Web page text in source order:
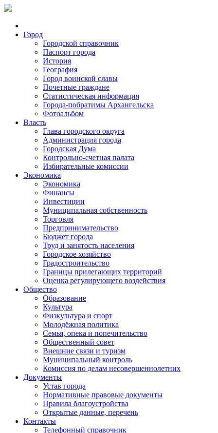
Город
Городской справочник
Паспорт города
История
География
Город воинской славы
Почетные граждане
Статистическая информация
Города-побратимы Архангельска
Фотоальбом
Власть
Глава городского округа
Администрация города
Городская Дума
Контрольно-счетная палата
Избирательные комиссии
Экономика
Экономика
Финансы
Инвестиции
Муниципальная собственность
Торговля
Предпринимательство
Бюджет города
Труд и занятость населения
Городское хозяйство
Градостроительство
Границы прилегающих территорий
Оценка регулирующего воздействия
Общество
Образование
Культура
Физкультура и спорт
Молодёжная политика
Семья, опека и попечительство
Общественный совет
Внешние связи и туризм
Муниципальный контроль
Комиссия по делам несовершеннолетних
Документы
Устав города
Нормативные правовые документы
Правила благоустройства
Открытые данные, перечень
Контакты
Телефонный справочник